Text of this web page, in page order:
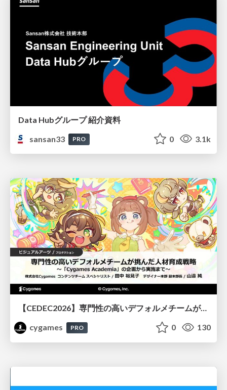
Data Hubグループ 紹介資料
sansan33
PRO 0 3.1k
【CEDEC2026】専門性の高いデフォルメチームが挑んだ人材育成戦略 〜Cygames Academiaの企画から実施まで〜
cygames
PRO 0 130